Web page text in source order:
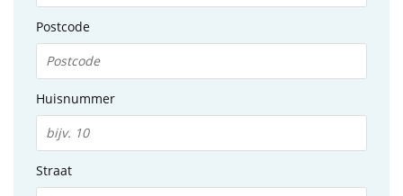
Postcode
Huisnummer
Straat